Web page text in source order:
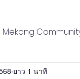
Mekong
ยาว 1 นาที